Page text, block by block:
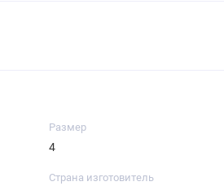
Размер
4
Страна изготовитель